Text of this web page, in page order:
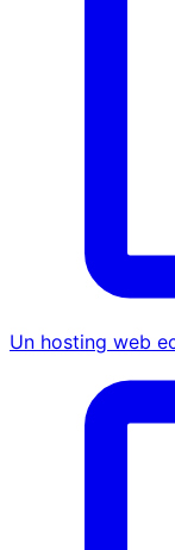
Un hosting web